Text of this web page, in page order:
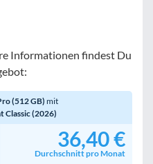
Informationen findest Du
(512 GB) mit
Classic (2026)
36,40 €
Durchschnitt pro Monat